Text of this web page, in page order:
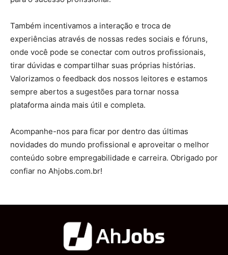
Também incentivamos a interação e troca de
experiências através de nossas redes sociais e fóruns,
onde você pode se conectar com outros profissionais,
tirar dúvidas e compartilhar suas próprias histórias.
Valorizamos o feedback dos nossos leitores e estamos
sempre abertos a sugestões para tornar nossa
plataforma ainda mais útil e completa.
Acompanhe-nos para ficar por dentro das últimas
novidades do mundo profissional e aproveitar o melhor
conteúdo sobre empregabilidade e carreira. Obrigado por
confiar no Ahjobs.com.br!